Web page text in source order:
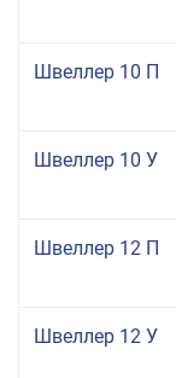
Швеллер 10 П
Швеллер 10 У
Швеллер 12 П
Швеллер 12 У